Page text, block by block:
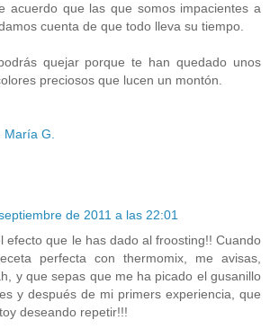
acuerdo que las que somos impacientes a
cuenta de que todo lleva su tiempo.
quejar porque te han quedado unos
preciosos que lucen un montón.
María G.
de 2011 a las 22:01
efecto que le has dado al froosting!! Cuando
perfecta con thermomix, me avisas,
y que sepas que me ha picado el gusanillo
y después de mi primers experiencia, que
deseando repetir!!!